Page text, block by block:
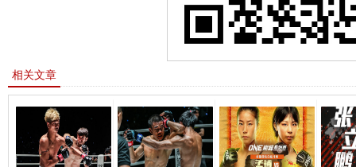
相关文章